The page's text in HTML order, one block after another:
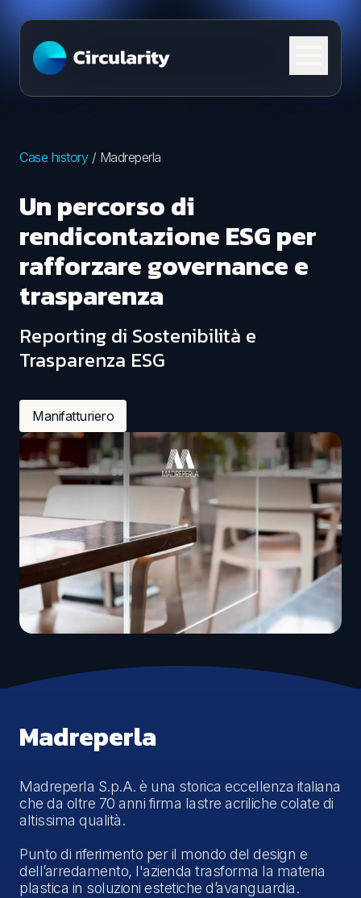
Skip to content
Case history / Madreperla
Un percorso di
rendicontazione ESG per
rafforzare governance e
trasparenza
Reporting di Sostenibilità e
Trasparenza ESG
Manifatturiero
Madreperla
Madreperla S.p.A. è una storica eccellenza italiana
che da oltre 70 anni firma lastre acriliche colate di
altissima qualità.
Punto di riferimento per il mondo del design e
dell’arredamento, l'azienda trasforma la materia
plastica in soluzioni estetiche d’avanguardia.